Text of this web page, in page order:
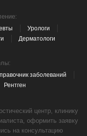
Урологи
Дерматологи
заболеваний
Рентген
центр, клинику
оформить заявку
на консультацию